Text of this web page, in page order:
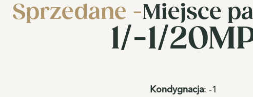
Sprzedane -Miejsce
1/-1/
Kondygnacja: -1